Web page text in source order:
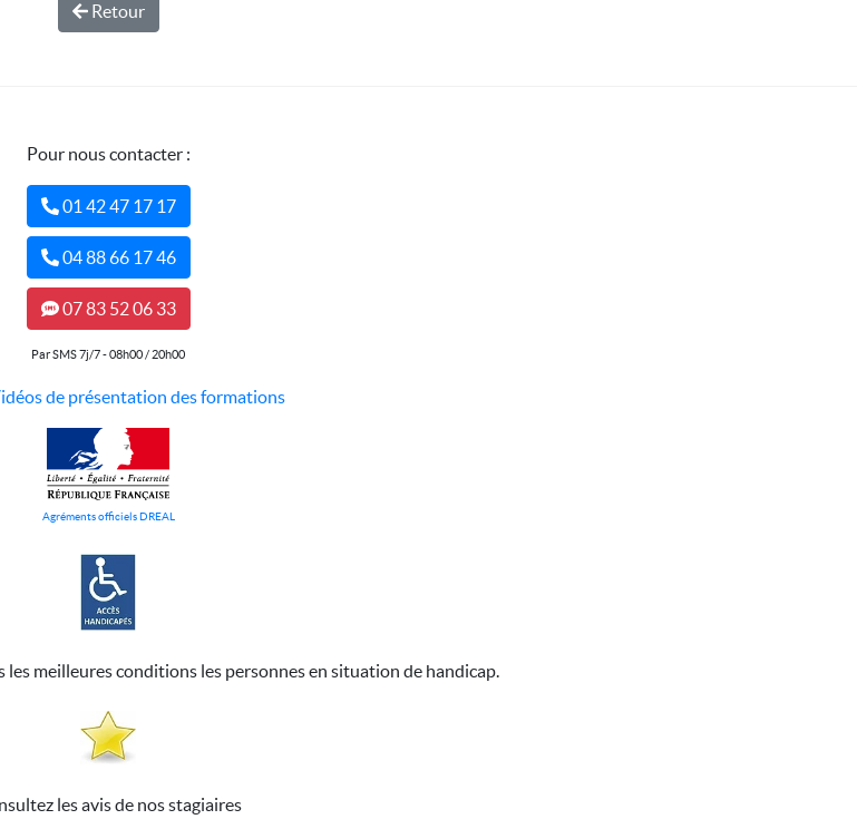
Retour
Pour nous contacter :
01 42 47 17 17
04 88 66 17 46
07 83 52 06 33
Par SMS 7j/7 - 08h00 / 20h00
de présentation des formations
Agréments officiels DREAL
meilleures conditions les personnes en situation de handicap.
les avis de nos stagiaires